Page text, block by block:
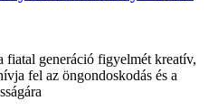
generáció figyelmét kreatív,
fel az öngondoskodás és a